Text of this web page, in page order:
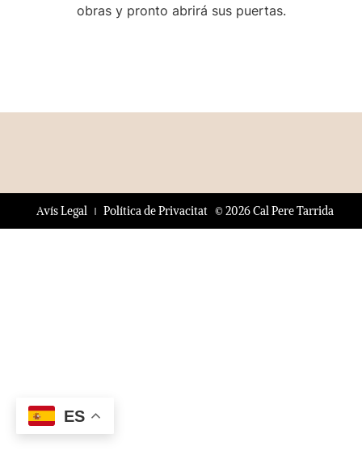
obras y pronto abrirá sus puertas.
© 2026 Cal Pere Tarrida
Avís Legal Política de Privacitat
ES